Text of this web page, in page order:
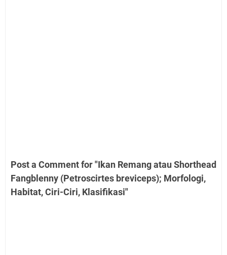
Post a Comment for "Ikan Remang atau Shorthead
Fangblenny (Petroscirtes breviceps); Morfologi,
Habitat, Ciri-Ciri, Klasifikasi"